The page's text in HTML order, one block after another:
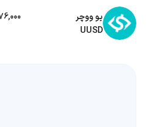
یو ووچر
UUSD
176,000